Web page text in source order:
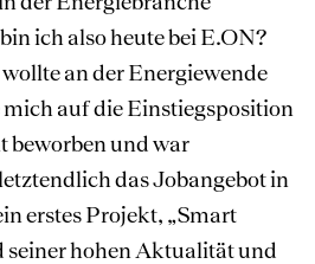
ich also heute bei E.ON?
an der Energiewende
auf die Einstiegsposition
beworben und war
das Jobangebot in
erstes Projekt, „Smart
seiner hohen Aktualität und